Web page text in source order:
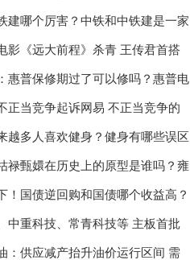
建哪个厉害？中铁和中铁建是一家
影《远大前程》杀青 王传君首搭
惠普保修期过了可以修吗？惠普电
正当竞争起诉网易 不正当竞争的
越多人喜欢健身？健身有哪些误区
禄甄嬛在历史上的原型是谁吗？雍
！国债逆回购和国债哪个收益高？
中重科技、常青科技等 主板首批
：供应减产抬升油价运行区间 需